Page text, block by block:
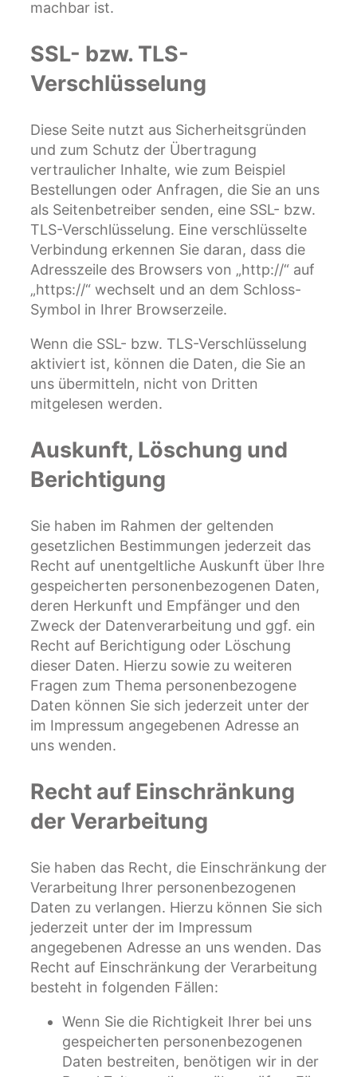
machbar ist.
SSL- bzw. TLS-
Verschlüsselung
Diese Seite nutzt aus Sicherheitsgründen
und zum Schutz der Übertragung
vertraulicher Inhalte, wie zum Beispiel
Bestellungen oder Anfragen, die Sie an uns
als Seitenbetreiber senden, eine SSL- bzw.
TLS-Verschlüsselung. Eine verschlüsselte
Verbindung erkennen Sie daran, dass die
Adresszeile des Browsers von „http://“ auf
„https://“ wechselt und an dem Schloss-
Symbol in Ihrer Browserzeile.
Wenn die SSL- bzw. TLS-Verschlüsselung
aktiviert ist, können die Daten, die Sie an
uns übermitteln, nicht von Dritten
mitgelesen werden.
Auskunft, Löschung und
Berichtigung
Sie haben im Rahmen der geltenden
gesetzlichen Bestimmungen jederzeit das
Recht auf unentgeltliche Auskunft über Ihre
gespeicherten personenbezogenen Daten,
deren Herkunft und Empfänger und den
Zweck der Datenverarbeitung und ggf. ein
Recht auf Berichtigung oder Löschung
dieser Daten. Hierzu sowie zu weiteren
Fragen zum Thema personenbezogene
Daten können Sie sich jederzeit unter der
im Impressum angegebenen Adresse an
uns wenden.
Recht auf Einschränkung
der Verarbeitung
Sie haben das Recht, die Einschränkung der
Verarbeitung Ihrer personenbezogenen
Daten zu verlangen. Hierzu können Sie sich
jederzeit unter der im Impressum
angegebenen Adresse an uns wenden. Das
Recht auf Einschränkung der Verarbeitung
besteht in folgenden Fällen:
Wenn Sie die Richtigkeit Ihrer bei uns
gespeicherten personenbezogenen
Daten bestreiten, benötigen wir in der